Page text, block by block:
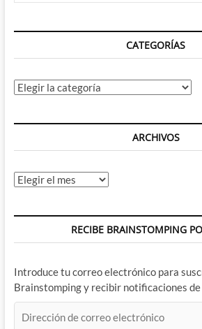
ESTRELLAS
LA
CATEGORÍAS
Categorías
ARCHIVOS
Archivos
RECIBE BRAINSTOMPING
Introduce tu correo electrónico para
Brainstomping y recibir notificaciones
de